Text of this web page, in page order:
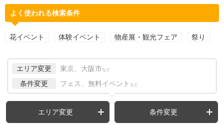
よく使われる検索条件
花イベント 体験イベント 物産展・観光フェア 祭り
エリア変更 東京、大阪市 など
条件変更 フェス、無料イベント など
エリア変更 条件変更